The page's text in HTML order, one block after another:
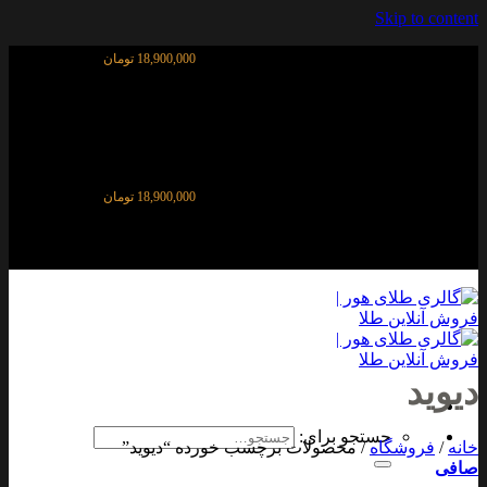
Skip to content
18,900,000 تومان
18,900,000 تومان
جستجو برای:
دیوید
خانه / فروشگاه /محصولات برچسب خورده “دیوید”
صافی